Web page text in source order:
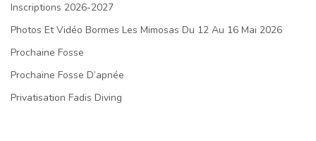
Inscriptions 2026-2027
Photos Et Vidéo Bormes Les Mimosas Du 12 Au 16 Mai 2026
Prochaine Fosse
Prochaine Fosse D’apnée
Privatisation Fadis Diving